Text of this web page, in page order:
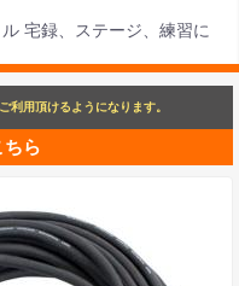
宅録、ステージ、練習に
利用頂けるようになります。
ちら